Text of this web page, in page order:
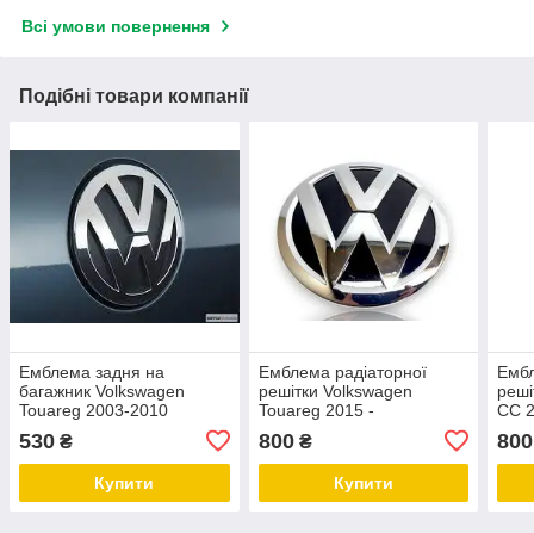
Всі умови повернення
Подібні товари компанії
Емблема задня на
багажник Volkswagen
Touareg 2003-2010
(7L6853630A) колір хром
530 ₴
Купити
Емблема радіаторної
решітки Volkswagen
Touareg 2015 -
800₴
Купити
CC
800